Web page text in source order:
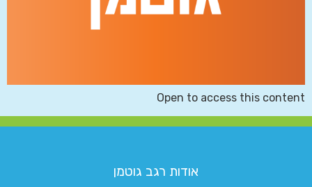
Open to access this content
אודות רגב גוטמן